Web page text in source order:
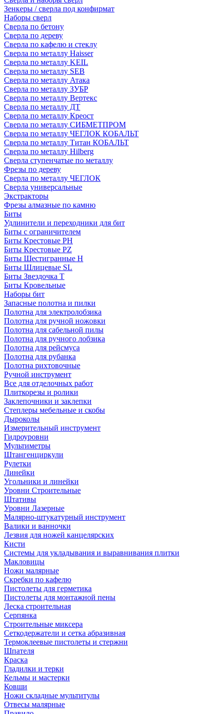
Зенкеры / сверла под конфирмат
Наборы сверл
Сверла по бетону
Сверла по дереву
Сверла по кафелю и стеклу
Сверла по металлу Haisser
Сверла по металлу KEIL
Сверла по металлу SEB
Сверла по металлу Атака
Сверла по металлу ЗУБР
Сверла по металлу Вертекс
Сверла по металлу ДТ
Сверла по металлу Креост
Сверла по металлу СИБМЕТПРОМ
Сверла по металлу ЧЕГЛОК КОБАЛЬТ
Сверла по металлу Титан КОБАЛЬТ
Сверла по металлу Hilberg
Сверла ступенчатые по металлу
Фрезы по дереву
Сверла по металлу ЧЕГЛОК
Сверла универсальные
Экстракторы
Фрезы алмазные по камню
Биты
Удлинители и переходники для бит
Биты с ограничителем
Биты Крестовые PH
Биты Крестовые PZ
Биты Шестигранные H
Биты Шлицевые SL
Биты Звездочка T
Биты Кровельные
Наборы бит
Запасные полотна и пилки
Полотна для электролобзика
Полотна для ручной ножовки
Полотна для сабельной пилы
Полотна для ручного лобзика
Полотна для рейсмуса
Полотна для рубанка
Полотна рихтовочные
Ручной инструмент
Все для отделочных работ
Плиткорезы и ролики
Заклепочники и заклепки
Степлеры мебельные и скобы
Дыроколы
Измерительный инструмент
Гидроуровни
Мультиметры
Штангенциркули
Рулетки
Линейки
Угольники и линейки
Уровни Строительные
Штативы
Уровни Лазерные
Малярно-штукатурный инструмент
Валики и ванночки
Лезвия для ножей канцелярских
Кисти
Системы для укладывания и выравнивания плитки
Макловицы
Ножи малярные
Скребки по кафелю
Пистолеты для герметика
Пистолеты для монтажной пены
Леска строительная
Серпянка
Строительные миксера
Сеткодержатели и сетка абразивная
Термоклеевые пистолеты и стержни
Шпателя
Краска
Гладилки и терки
Кельмы и мастерки
Ковши
Ножи складные мультитулы
Отвесы малярные